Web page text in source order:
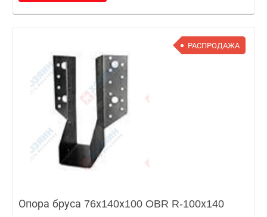
РАСПРОДАЖА
Опора бруса 76х140х100 OBR R-100х140